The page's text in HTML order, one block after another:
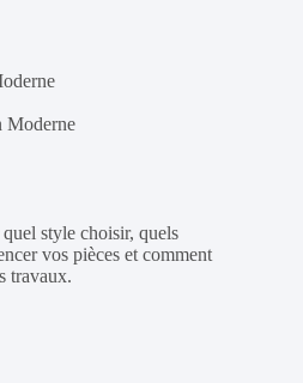
Moderne
style choisir, quels
vos pièces et comment
travaux.